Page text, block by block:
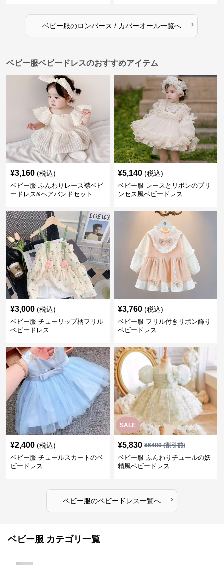
ベビー服のロンパース / カバーオール一覧へ ›
ベビー服ベビードレスのおすすめアイテム
¥3,160 (税込)
ベビー服 ふんわりレース襟ベビ
ードレス&ヘアバンドセット
¥5,140 (税込)
ベビー服 レースとリボンのプリ
ンセス風ベビードレス
¥3,000 (税込)
ベビー服 チューリップ柄フリル
ベビードレス
¥3,760 (税込)
ベビー服 フリル付きリボン飾り
ベビードレス
¥2,400 (税込)
ベビー服 チュールスカートのベ
ビードレス
SALE
¥5,830 ¥6480(割引前)
ベビー服 ふんわりチュールの妖
精風ベビードレス
ベビー服のベビードレス一覧へ ›
ベビー服 カテゴリ一覧